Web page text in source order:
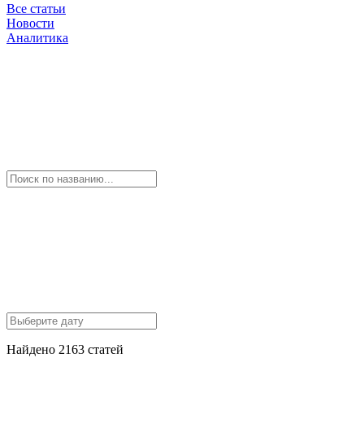
Все статьи
Новости
Аналитика
Найдено 2163 статей